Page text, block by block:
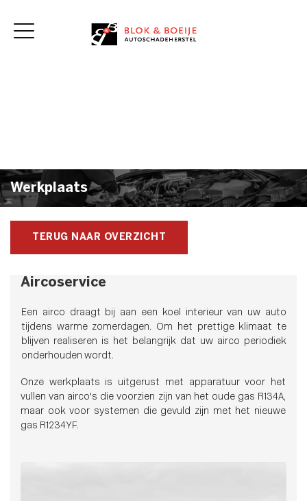
Werkplaats
TERUG NAAR OVERZICHT
Aircoservice
Een airco draagt bij aan een koel interieur van uw auto
tijdens warme zomerdagen. Om het prettige klimaat te
blijven realiseren is het belangrijk dat uw airco periodiek
onderhouden wordt.
Onze werkplaats is uitgerust met apparatuur voor het
vullen van airco's die voorzien zijn van het oude gas R134A,
maar ook voor systemen die gevuld zijn met het nieuwe
gas R1234YF.